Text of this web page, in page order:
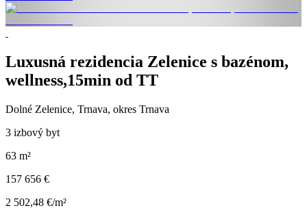
Luxusná rezidencia Zelenice s bazénom,
wellness,15min od TT
Dolné Zelenice, Trnava, okres Trnava
3 izbový byt
63 m²
157 656 €
2 502,48 €/m²